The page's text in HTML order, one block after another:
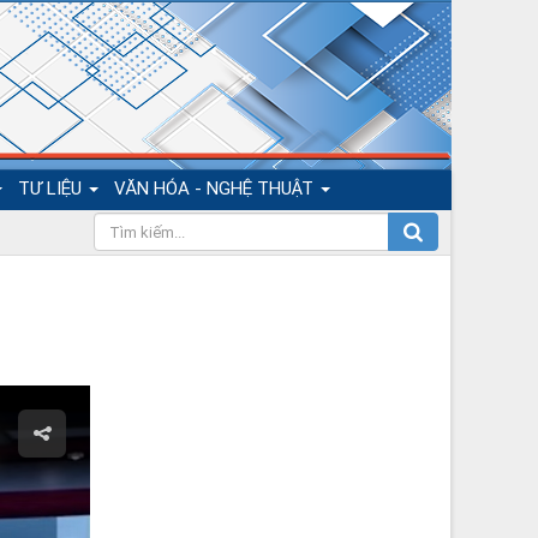
TƯ LIỆU VĂN HÓA - NGHỆ THUẬT